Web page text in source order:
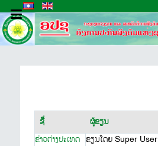
ຊື່ ຜູ້ຂຽນ
ຂ່າວຕ່າງປະເທດ ຂຽນໂດຍ Super User